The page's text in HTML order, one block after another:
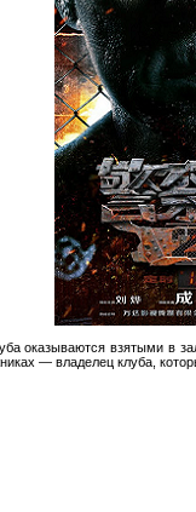
оказываются взятыми в
— владелец клуба,